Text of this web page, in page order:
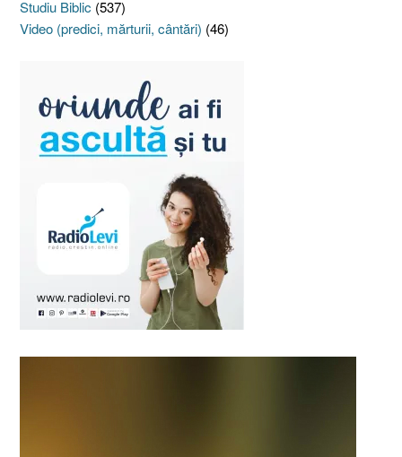
Studiu Biblic (537)
Video (predici, mărturii, cântări) (46)